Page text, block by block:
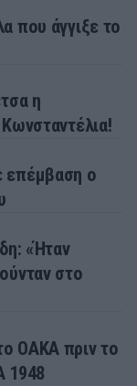
που άγγιξε το
η
επέμβαση ο
«Ήταν
στο
ΟΑΚΑ πριν το
1948